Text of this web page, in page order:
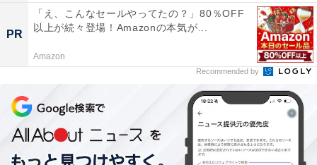
報やSNSで話題のトピックスを紹介しています。
【山形県】複数の源泉を楽しめる「赤湯温泉」
の魅力とは？1000本桜やワイン、名物ラーメン
PR
「え、こんなセールやってたの？」80％OFF
以上が続々登場！Amazonの本気が...
Amazon
Recommended by